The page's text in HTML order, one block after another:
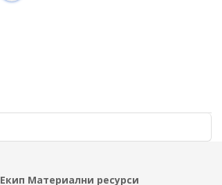
Екип Материални ресурси